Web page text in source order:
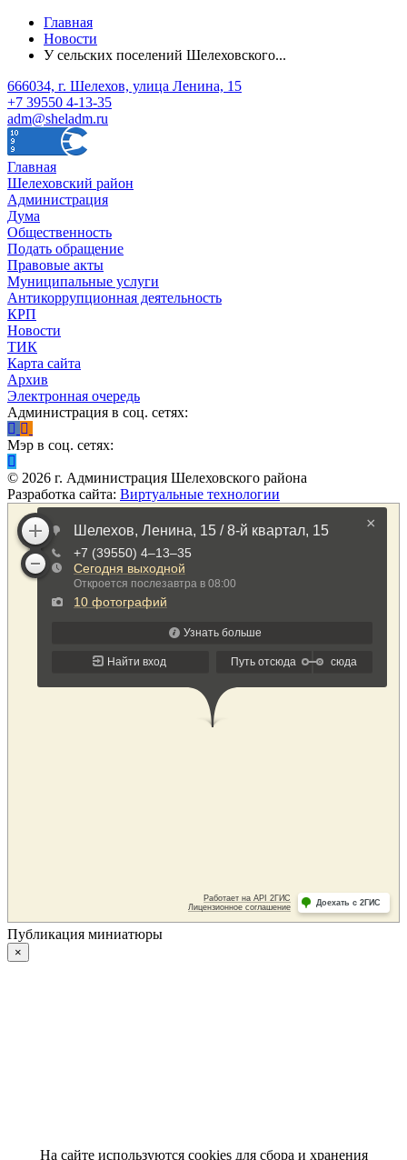
Главная
Новости
У сельских поселений Шелеховского...
666034, г. Шелехов, улица Ленина, 15
+7 39550 4-13-35
adm@sheladm.ru
Главная
Шелеховский район
Администрация
Дума
Общественность
Подать обращение
Правовые акты
Муниципальные услуги
Антикоррупционная деятельность
КРП
Новости
ТИК
Карта сайта
Архив
Электронная очередь
Администрация в соц. сетях:
Мэр в соц. сетях:
© 2026 г. Администрация Шелеховского района
Разработка сайта: Виртуальные технологии
Публикация миниатюры
×
На сайте используются cookies для сбора и хранения